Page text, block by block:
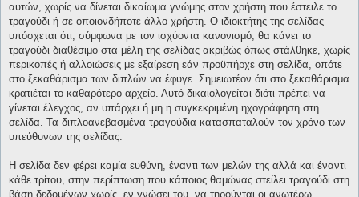
αυτών, χωρίς να δίνεται δικαίωμα γνώμης στον χρήστη που έστειλε το
τραγούδι ή σε οποιονδήποτε άλλο χρήστη. Ο ιδιοκτήτης της σελίδας
υπόσχεται ότι, σύμφωνα με τον ισχύοντα κανονισμό, θα κάνει το
τραγούδι διαθέσιμο στα μέλη της σελίδας ακριβώς όπως στάλθηκε, χωρίς
περικοπές ή αλλοιώσεις με εξαίρεση εάν προϋπήρχε στη σελίδα, οπότε
στο ξεκαθάρισμα των διπλών να έφυγε. Σημειωτέον ότι στο ξεκαθάρισμα
κρατιέται το καθαρότερο αρχείο. Αυτό δικαιολογείται διότι πρέπει να
γίνεται έλεγχος, αν υπάρχει ή μη η συγκεκριμένη ηχογράφηση στη
σελίδα. Τα διπλοανεβασμένα τραγούδια κατασπαταλούν τον χρόνο των
υπεύθυνων της σελίδας.
Η σελίδα δεν φέρει καμία ευθύνη, έναντι των μελών της αλλά και έναντι
κάθε τρίτου, στην περίπτωση που κάποιος θαμώνας στείλει τραγούδι στη
βάση δεδομένων χωρίς, εν γνώσει του, να τηρούνται οι ανωτέρω